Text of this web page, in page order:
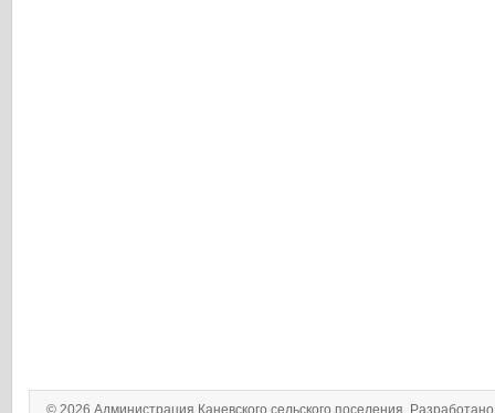
© 2026 Администрация Каневского сельского поселения.